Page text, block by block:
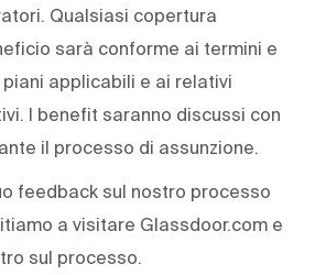
Qualsiasi copertura
sarà conforme ai termini e
applicabili e ai relativi
I benefit saranno discussi con
il processo di assunzione.
feedback sul nostro processo
a visitare Glassdoor.com e
sul processo.